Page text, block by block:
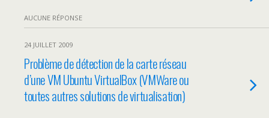
AUCUNE RÉPONSE
24 JUILLET 2009
Problème de détection de la carte réseau
d’une VM Ubuntu VirtualBox (VMWare ou
toutes autres solutions de virtualisation)